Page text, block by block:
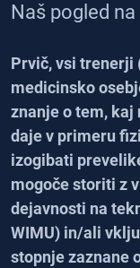
Naš pogled
Prvič, vsi trenerji
medicinsko
znanje o tem, kaj
daje v primeru
izogibati
mogoče storiti z
dejavnosti na
WIMU) in/ali
stopnje zaznane